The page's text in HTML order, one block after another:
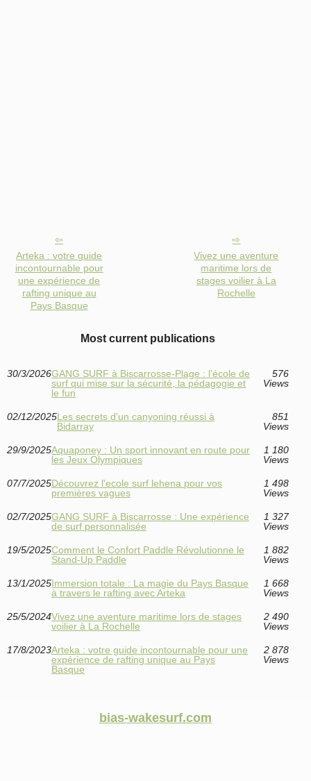
Arteka : votre guide
incontournable pour
une expérience de
rafting unique au
Pays Basque
Vivez une aventure
maritime lors de
stages voilier à La
Rochelle
Most current publications
30/3/2026GANG SURF à Biscarrosse-Plage : l’école de
surf qui mise sur la sécurité, la pédagogie et
le fun
576
Views
02/12/2025Les secrets d'un canyoning réussi à
Bidarray
851
Views
29/9/2025Aquaponey : Un sport innovant en route pour
les Jeux Olympiques
1 180
Views
07/7/2025Découvrez l'ecole surf lehena pour vos
premières vagues
1 498
Views
02/7/2025GANG SURF à Biscarrosse : Une expérience
de surf personnalisée
1 327
Views
19/5/2025Comment le Confort Paddle Révolutionne le
Stand-Up Paddle
1 882
Views
13/1/2025Immersion totale : La magie du Pays Basque
à travers le rafting avec Arteka
1 668
Views
25/5/2024Vivez une aventure maritime lors de stages
voilier à La Rochelle
2 490
Views
17/8/2023Arteka : votre guide incontournable pour une
expérience de rafting unique au Pays
Basque
2 878
Views
bias-wakesurf.com